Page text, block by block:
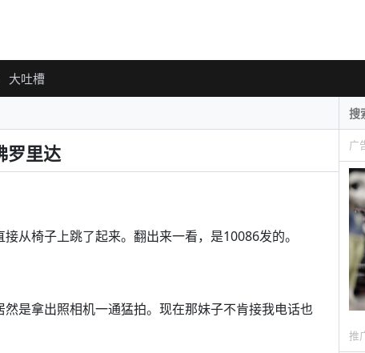
大吐槽
罗里达
从椅子上跳了起来。翻出来一看，是10086发的。
是拿出照相机一通猛拍。现在那妹子不肯接我电话也
广
推